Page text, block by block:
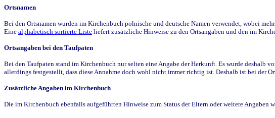
Ortsnamen
Bei den Ortsnamen wurden im Kirchenbuch polnische und deutsche Namen verwendet, wobei
Eine alphabetisch sortierte Liste liefert zusätzliche Hinweise zu den Ortsangaben und den im
Ortsangaben bei den Taufpaten
Bei den Taufpaten stand im Kirchenbuch nur selten eine Angabe der Herkunft. Es wurde deshalb
allerdings festgestellt, dass diese Annahme doch wohl nicht immer richtig ist. Deshalb ist bei der
Zusätzliche Angaben im Kirchenbuch
Die im Kirchenbuch ebenfalls aufgeführten Hinweise zum Status der Eltern oder weitere Angaben